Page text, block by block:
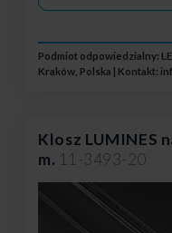
Podmiot odpowiedzialny:
Kraków, Polska | Kontakt:
Klosz LUMINES
m. 11-3493-20